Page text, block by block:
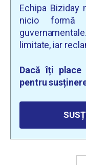
Echipa
nicio formă
limitate, iar
Dacă îți
pentru